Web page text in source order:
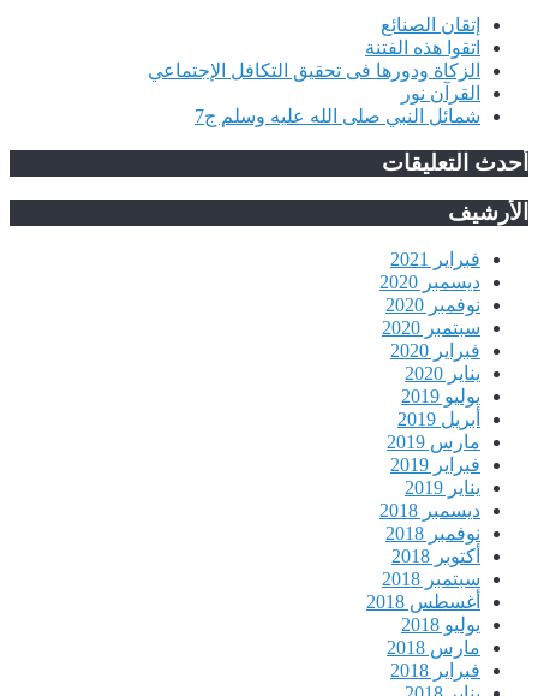
إتقان الصنائع
اتقوا هذه الفتنة
الزكاة ودورها فى تحقيق التكافل الإجتماعي
القرآن نور
شمائل النبي صلى الله عليه وسلم ج7
أحدث التعليقات
الأرشيف
فبراير 2021
ديسمبر 2020
نوفمبر 2020
سبتمبر 2020
فبراير 2020
يناير 2020
يوليو 2019
أبريل 2019
مارس 2019
فبراير 2019
يناير 2019
ديسمبر 2018
نوفمبر 2018
أكتوبر 2018
سبتمبر 2018
أغسطس 2018
يوليو 2018
مارس 2018
فبراير 2018